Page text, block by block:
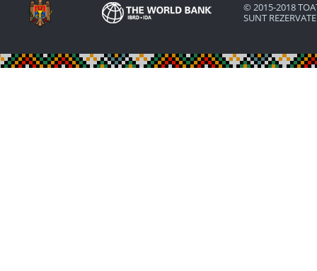
© 2015-2018
SUNT